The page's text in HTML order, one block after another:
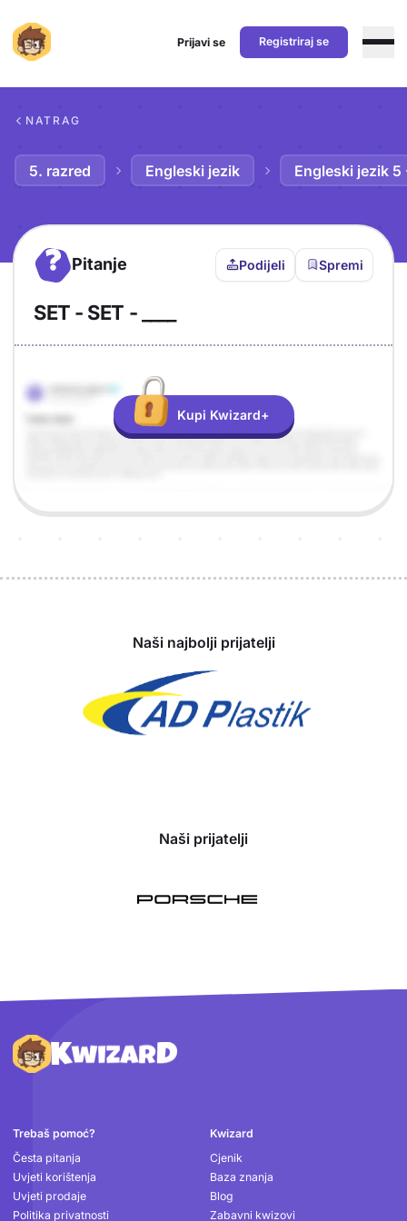
Prijavi se Registriraj se
NATRAG
5. razred Engleski jezik Engleski jezik
? Pitanje Podijeli Spremi
SET - SET - ____
Odgovor
Objašnjenje
Kupi Kwizard+
Naši najbolji prijatelji
Naši prijatelji
Podnožje
Trebaš pomoć?
Česta pitanja
Uvjeti korištenja
Uvjeti prodaje
Politika privatnosti
Kwizard
Cjenik
Baza znanja
Blog
Zabavni kwizovi